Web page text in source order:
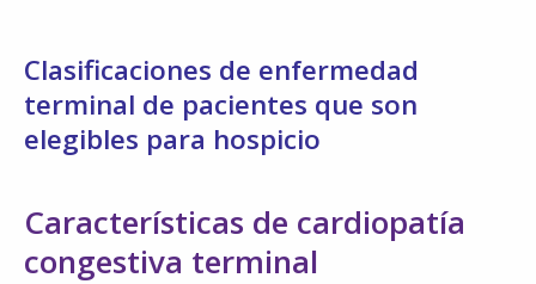
Clasificaciones de enfermedad
terminal de pacientes que son
elegibles para hospicio
Características de cardiopatía
congestiva terminal